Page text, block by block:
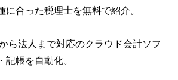
に合った税理士を無料で紹介。
ら法人まで対応のクラウド会計ソフ
記帳を自動化。